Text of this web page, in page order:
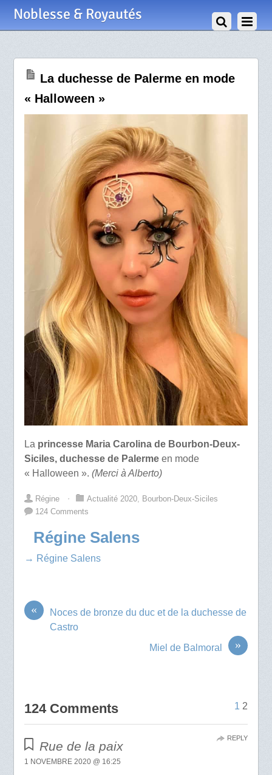
Noblesse & Royautés
La duchesse de Palerme en mode
« Halloween »
La princesse Maria Carolina de Bourbon-Deux-
Siciles, duchesse de Palermeen mode
« Halloween ». (Merci à Alberto)
Régine ⋅ Actualité 2020, Bourbon-Deux-Siciles
124 Comments
Régine Salens
→ Régine Salens
«
Noces de bronze du duc et de la duchesse de
Castro
»
Miel de Balmoral
124 Comments 1 2
Rue de la paix
1 NOVEMBRE 2020 @ 16:25
REPLY